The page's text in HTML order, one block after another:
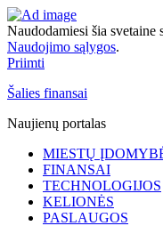
Naudodamiesi šia svetaine
Naudojimo sąlygos.
Priimti
Šalies finansai
Naujienų portalas
MIESTŲ
FINANSAI
TECHNOLOGIJOS
KELIONĖS
PASLAUGOS